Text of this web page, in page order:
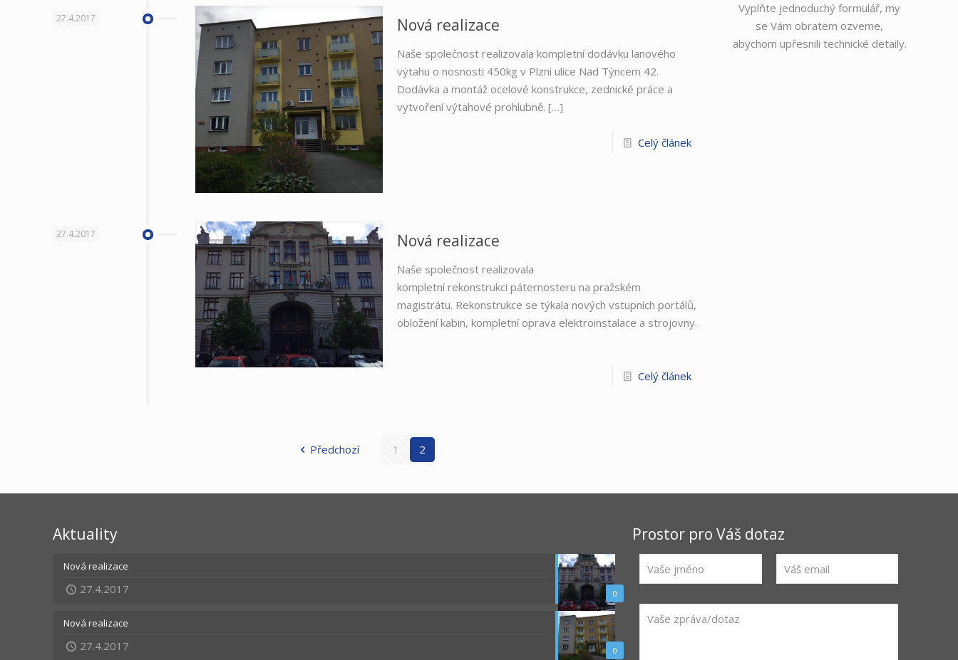
27.4.2017 Nová realizace
Naše společnost realizovala kompletní dodávku lanového
výtahu o nosnosti 450kg v Plzni ulice Nad Týncem 42.
Dodávka a montáž ocelové konstrukce, zednické práce a
vytvoření výtahové prohlubně. […]
Celý článek
27.4.2017 Nová realizace
Naše společnost realizovala
kompletní rekonstrukci páternosteru na pražském
magistrátu. Rekonstrukce se týkala nových vstupních portálů,
obložení kabin, kompletní oprava elektroinstalace a strojovny.
Celý článek
Předchozí 1 2
Vyplňte jednoduchý formulář, my
se Vám obratem ozveme,
abychom upřesnili technické detaily.
Aktuality
0
Nová realizace
27.4.2017
0
Nová realizace
27.4.2017
Prostor pro Váš dotaz